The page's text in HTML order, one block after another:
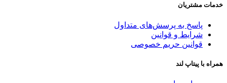
خدمات مشتریان
پاسخ به پرسش‌های متداول
شرایط و قوانین
قوانین حریم خصوصی
همراه با پیتاپ لند